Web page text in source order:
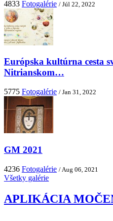
4833 Fotogalérie / Júl 22, 2022
Európska kultúrna cesta
Nitrianskom…
5775 Fotogalérie / Jan 31, 2022
GM 2021
4236 Fotogalérie / Aug 06, 2021
Všetky galérie
APLIKÁCIA